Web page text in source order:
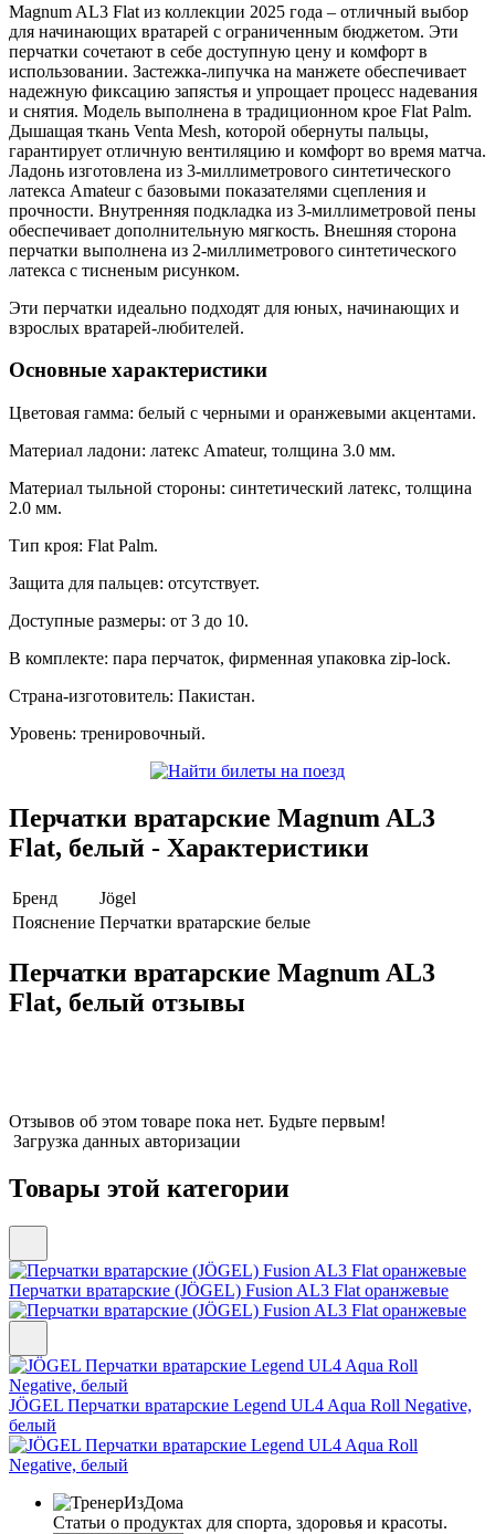
Magnum AL3 Flat из коллекции 2025 года – отличный выбор
для начинающих вратарей с ограниченным бюджетом. Эти
перчатки сочетают в себе доступную цену и комфорт в
использовании. Застежка-липучка на манжете обеспечивает
надежную фиксацию запястья и упрощает процесс надевания
и снятия. Модель выполнена в традиционном крое Flat Palm.
Дышащая ткань Venta Mesh, которой обернуты пальцы,
гарантирует отличную вентиляцию и комфорт во время матча.
Ладонь изготовлена из 3-миллиметрового синтетического
латекса Amateur с базовыми показателями сцепления и
прочности. Внутренняя подкладка из 3-миллиметровой пены
обеспечивает дополнительную мягкость. Внешняя сторона
перчатки выполнена из 2-миллиметрового синтетического
латекса с тисненым рисунком.
Эти перчатки идеально подходят для юных, начинающих и
взрослых вратарей-любителей.
Основные характеристики
Цветовая гамма: белый с черными и оранжевыми акцентами.
Материал ладони: латекс Amateur, толщина 3.0 мм.
Материал тыльной стороны: синтетический латекс, толщина
2.0 мм.
Тип кроя: Flat Palm.
Защита для пальцев: отсутствует.
Доступные размеры: от 3 до 10.
В комплекте: пара перчаток, фирменная упаковка zip-lock.
Страна-изготовитель: Пакистан.
Уровень: тренировочный.
Перчатки вратарские Magnum AL3
Flat, белый - Характеристики
Бренд
Jögel
Пояснение Перчатки вратарские белые
Перчатки вратарские Magnum AL3
Flat, белый отзывы
Отзывов об этом товаре пока нет. Будьте первым!
Загрузка данных авторизации
Товары этой категории
Перчатки вратарские (JÖGEL) Fusion AL3 Flat оранжевые
JÖGEL Перчатки вратарские Legend UL4 Aqua Roll Negative,
белый
Статьи о продуктах для спорта, здоровья и красоты.